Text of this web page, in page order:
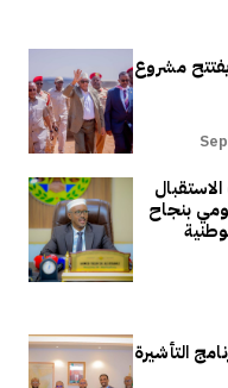
مشروع
بنجاح
التأشيرة